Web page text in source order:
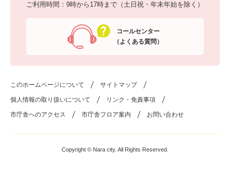
ご利用時間：9時から17時まで（土日祝・年末年始を除く）
コールセンター
（よくある質問）
このホームページについて サイトマップ
個人情報の取り扱いについて リンク・免責事項
市庁舎へのアクセス 市庁舎フロア案内 お問い合わせ
Copyright © Nara city. All Rights Reserved.